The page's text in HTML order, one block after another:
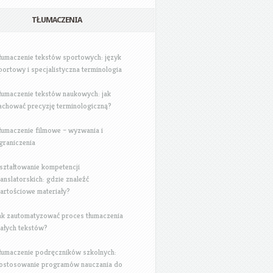
TŁUMACZENIA
tekstów sportowych: język
i specjalistyczna terminologia
tekstów naukowych: jak
precyzję terminologiczną?
filmowe – wyzwania i
kompetencji
gdzie znaleźć
materiały?
zautomatyzować proces tłumaczenia
tekstów?
podręczników szkolnych:
programów nauczania do